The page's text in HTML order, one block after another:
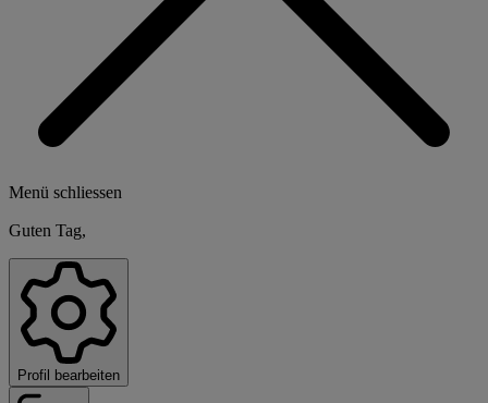
Menü schliessen
Guten Tag,
Profil bearbeiten